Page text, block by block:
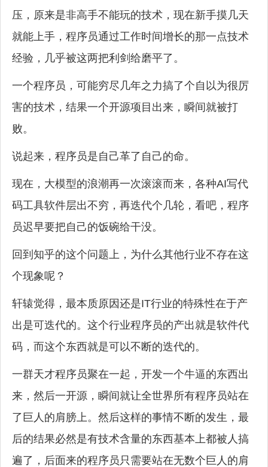
压，原来是非高手不能玩的技术，现在新手摸几天
就能上手，程序员通过工作时间增长的那一点技术
经验，几乎被这两把利剑给磨平了。
一个程序员，可能穷尽几年之力搞了个自以为很厉
害的技术，结果一个开源项目出来，瞬间就被打
败。
说起来，程序员是自己革了自己的命。
现在，大模型的浪潮再一次滚滚而来，各种AI写代
码工具软件层出不穷，再迭代个几轮，看吧，程序
员迟早要把自己的饭碗给干没。
回到知乎的这个问题上，为什么其他行业不存在这
个现象呢？
轩辕觉得，最本质原因还是IT行业的特殊性在于产
出是可迭代的。这个行业程序员的产出就是软件代
码，而这个东西就是可以不断的迭代的。
一群天才程序员聚在一起，开发一个牛逼的东西出
来，然后一开源，瞬间就让全世界所有程序员站在
了巨人的肩膀上。然后这样的事情不断的发生，最
后的结果必然是有技术含量的东西基本上都被人搞
遍了，后面来的程序员只需要站在无数个巨人的肩